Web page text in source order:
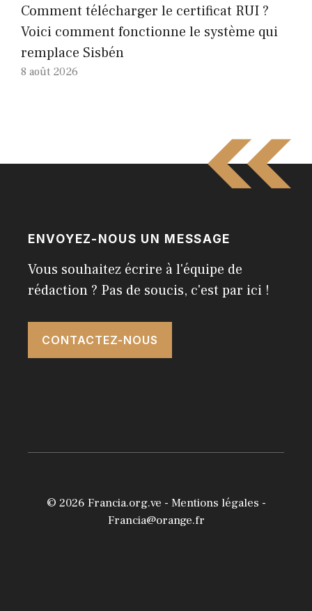
Comment télécharger le certificat RUI ?
Voici comment fonctionne le système qui
remplace Sisbén
8 août 2026
ENVOYEZ-NOUS UN MESSAGE
Vous souhaitez écrire à l'équipe de
rédaction ? Pas de soucis, c'est par ici !
CONTACTEZ-NOUS
© 2026 Francia.org.ve - Mentions légales -
Francia@orange.fr